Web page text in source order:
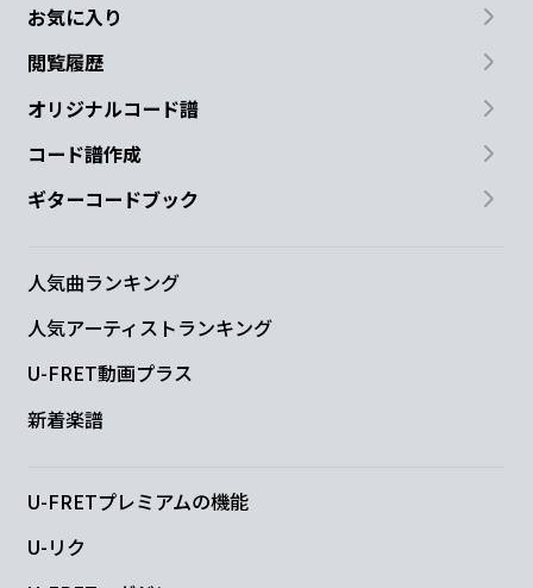
お気に入り
閲覧履歴
オリジナルコード譜
コード譜作成
ギターコードブック
人気曲ランキング
人気アーティストランキング
U-FRET動画プラス
新着楽譜
U-FRETプレミアムの機能
U-リク